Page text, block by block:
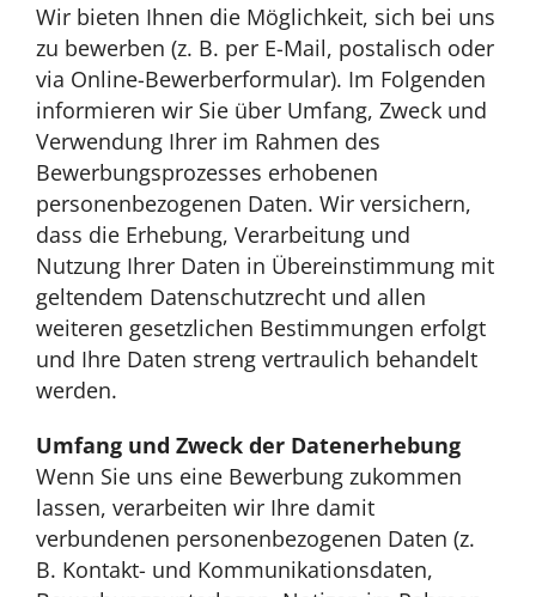
Wir bieten Ihnen die Möglichkeit, sich bei uns
zu bewerben (z. B. per E-Mail, postalisch oder
via Online-Bewerberformular). Im Folgenden
informieren wir Sie über Umfang, Zweck und
Verwendung Ihrer im Rahmen des
Bewerbungsprozesses erhobenen
personenbezogenen Daten. Wir versichern,
dass die Erhebung, Verarbeitung und
Nutzung Ihrer Daten in Übereinstimmung mit
geltendem Datenschutzrecht und allen
weiteren gesetzlichen Bestimmungen erfolgt
und Ihre Daten streng vertraulich behandelt
werden.
Umfang und Zweck der Datenerhebung
Wenn Sie uns eine Bewerbung zukommen
lassen, verarbeiten wir Ihre damit
verbundenen personenbezogenen Daten (z.
B. Kontakt- und Kommunikationsdaten,